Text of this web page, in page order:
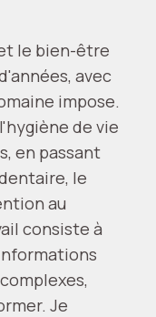
le bien-être
avec
impose.
de vie
en passant
le
au
consiste à
Je